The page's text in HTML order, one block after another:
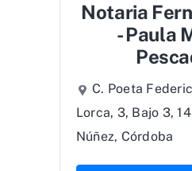
Notaria
- Paula
C. Poeta
Lorca, 3, Bajo 3,
Núñez, Córdoba